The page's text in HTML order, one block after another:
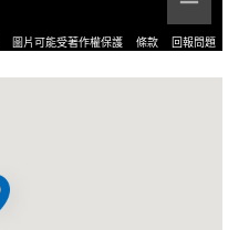
圖片可能受著作權保護 條款 回報問題